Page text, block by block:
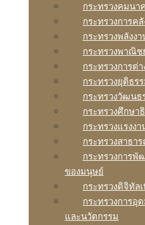
กระทรวงคมนา
กระทรวงการคลั
กระทรวงพลังงา
กระทรวงพาณิช
กระทรวงการต่
กระทรวงยุติธร
กระทรวงวัฒนธ
กระทรวงศึกษา
กระทรวงแรงงา
กระทรวงสาธา
กระทรวงการ
ของมนุษย์
กระทรวงดิจิทัล
กระทรวงการอุ
และนวัตกรรม